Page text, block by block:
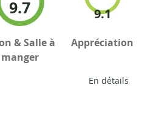
9.7
& Salle à
manger
9.1
Appréciation
En détails